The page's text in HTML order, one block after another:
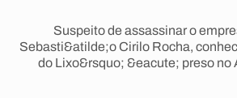
Suspeito de assassinar o
Sebasti&atilde;o Cirilo Rocha,
do Lixo&rsquo; &eacute; preso no